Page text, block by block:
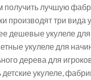
получить лучшую
производят три вида
дешевые укулеле для
укулеле для
дерева для
детские укулеле,